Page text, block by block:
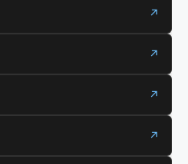
↗
↗
↗
↗